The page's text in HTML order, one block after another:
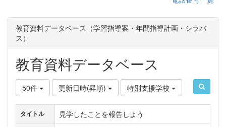
教育資料データベース（学習指導案・年間指導計画・シラバ
ス）
教育資料データベース
50件 更新日時(昇順) 特別支援学校
タイトル 見学したことを報告しよう